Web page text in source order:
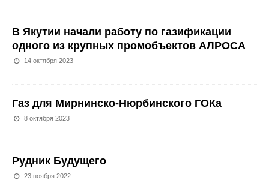
В Якутии начали работу по газификации
одного из крупных промобъектов АЛРОСА
14 октября 2023
Газ для Мирнинско-Нюрбинского ГОКа
8 октября 2023
Рудник Будущего
23 ноября 2022